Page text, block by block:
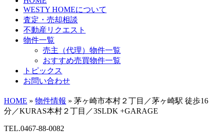
WESTY HOMEについて
査定・売却相談
不動産リクエスト
物件一覧
売主（代理）物件一覧
おすすめ売買物件一覧
トピックス
お問い合わせ
HOME » 物件情報 » 茅ヶ崎市本村２丁目／茅ヶ崎駅 徒歩16
分／KURAS本村２丁目／3SLDK +GARAGE
TEL.0467-88-0082